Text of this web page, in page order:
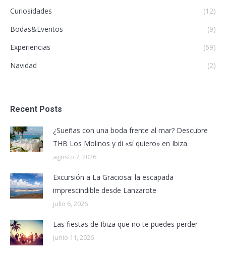
Curiosidades
(12)
Bodas&Eventos
(9)
Experiencias
(69)
Navidad
(2)
Recent Posts
¿Sueñas con una boda frente al mar? Descubre
THB Los Molinos y di «sí quiero» en Ibiza
agosto 7, 2026
Excursión a La Graciosa: la escapada
imprescindible desde Lanzarote
julio 6, 2026
Las fiestas de Ibiza que no te puedes perder
junio 11, 2026